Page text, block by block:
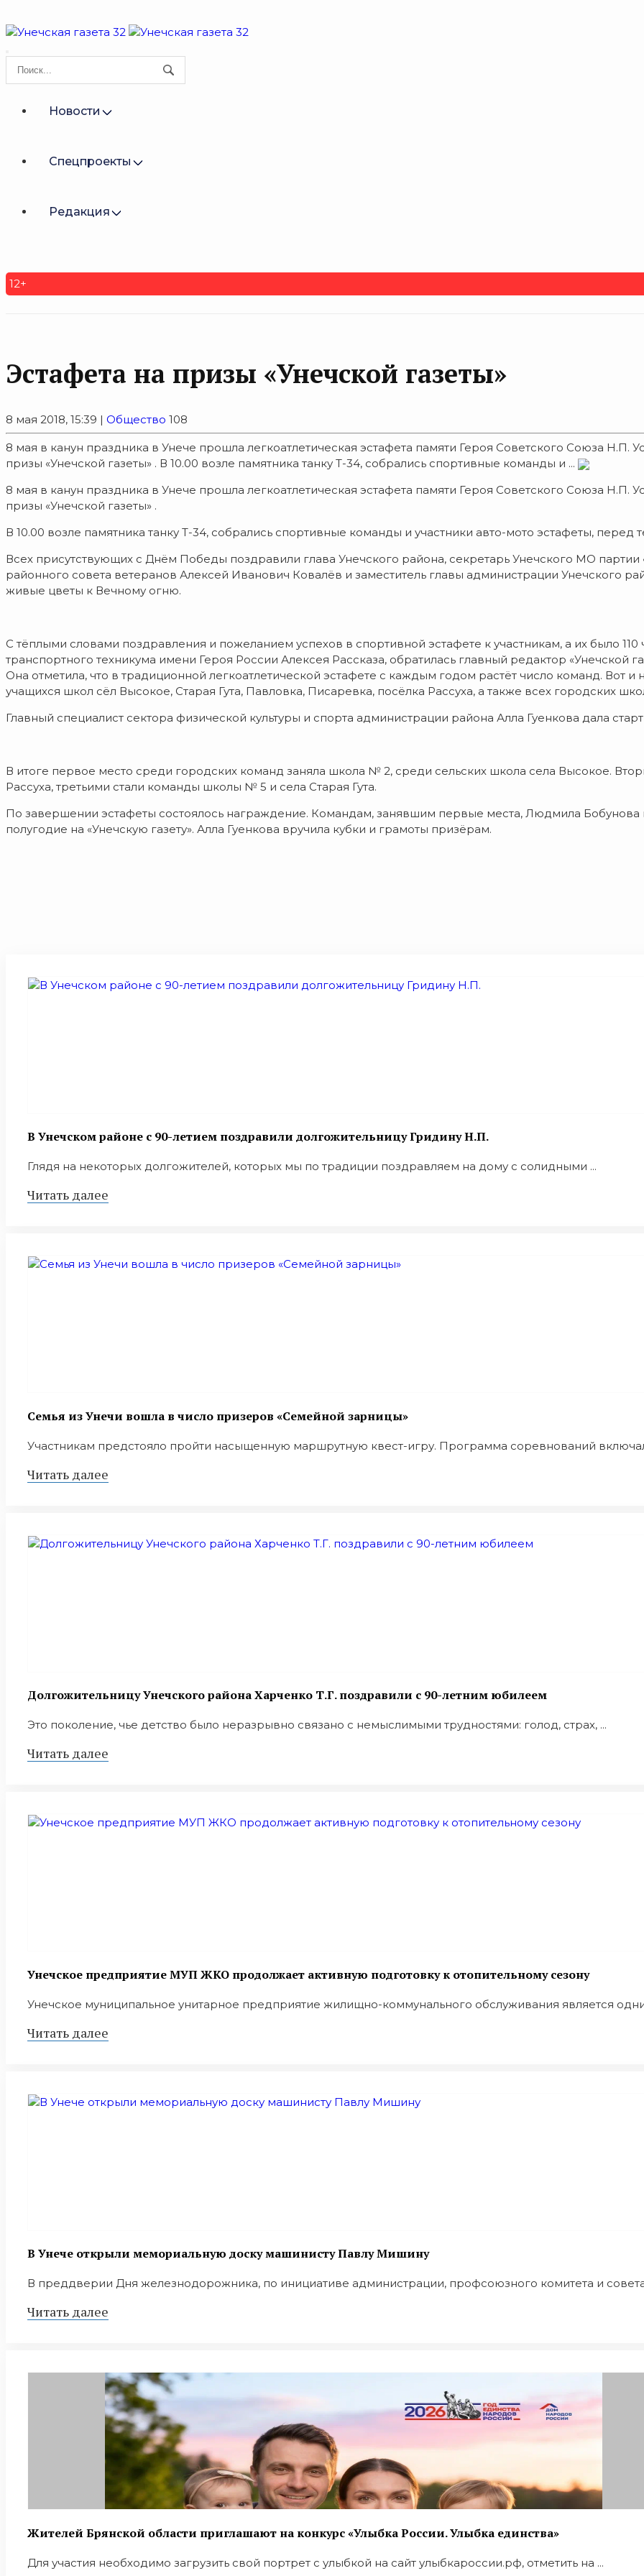
Новости
Спецпроекты
Редакция
12+
Эстафета на призы «Унечской газеты»
8 мая 2018, 15:39 | Общество 108
8 мая в канун праздника в Унече прошла легкоатлетическая эстафета памяти Героя Советского Союза
призы «Унечской газеты» . В 10.00 возле памятника танку Т-34, собрались спортивные команды и ...
8 мая в канун праздника в Унече прошла легкоатлетическая эстафета памяти Героя Советского Союза
призы «Унечской газеты» .
В 10.00 возле памятника танку Т-34, собрались спортивные команды и участники авто-мото эстафеты, перед
Всех присутствующих с Днём Победы поздравили глава Унечского района, секретарь Унечского МО
районного совета ветеранов Алексей Иванович Ковалёв и заместитель главы администрации Унечского
живые цветы к Вечному огню.
С тёплыми словами поздравления и пожеланием успехов в спортивной эстафете к участникам, а их было
транспортного техникума имени Героя России Алексея Рассказа, обратилась главный редактор «Унечской
Она отметила, что в традиционной легкоатлетической эстафете с каждым годом растёт число команд. Вот
учащихся школ сёл Высокое, Старая Гута, Павловка, Писаревка, посёлка Рассуха, а также всех городских
Главный специалист сектора физической культуры и спорта администрации района Алла Гуенкова дала
В итоге первое место среди городских команд заняла школа № 2, среди сельских школа села Высокое.
Рассуха, третьими стали команды школы № 5 и села Старая Гута.
По завершении эстафеты состоялось награждение. Командам, занявшим первые места, Людмила Бобунова
полугодие на «Унечскую газету». Алла Гуенкова вручила кубки и грамоты призёрам.
В Унечском районе с 90-летием поздравили долгожительницу Гридину Н.П.
Глядя на некоторых долгожителей, которых мы по традиции поздравляем на дому с солидными ...
Читать далее
Семья из Унечи вошла в число призеров «Семейной зарницы»
Участникам предстояло пройти насыщенную маршрутную квест-игру. Программа соревнований
Читать далее
Долгожительницу Унечского района Харченко Т.Г. поздравили с 90-летним юбилеем
Это поколение, чье детство было неразрывно связано с немыслимыми трудностями: голод, страх, ...
Читать далее
Унечское предприятие МУП ЖКО продолжает активную подготовку к отопительному сезону
Унечское муниципальное унитарное предприятие жилищно-коммунального обслуживания является
Читать далее
В Унече открыли мемориальную доску машинисту Павлу Мишину
В преддверии Дня железнодорожника, по инициативе администрации, профсоюзного комитета и совета
Читать далее
Жителей Брянской области приглашают на конкурс «Улыбка России. Улыбка единства»
Для участия необходимо загрузить свой портрет с улыбкой на сайт улыбкароссии.рф, отметить на ...